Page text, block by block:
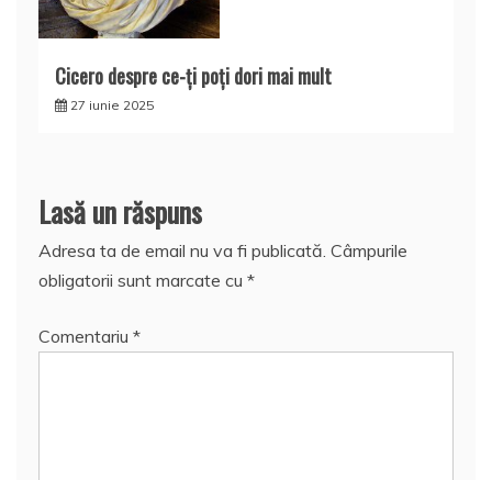
Cicero despre ce-ți poți dori mai mult
27 iunie 2025
Lasă un răspuns
Adresa ta de email nu va fi publicată. Câmpurile
obligatorii sunt marcate cu *
Comentariu *